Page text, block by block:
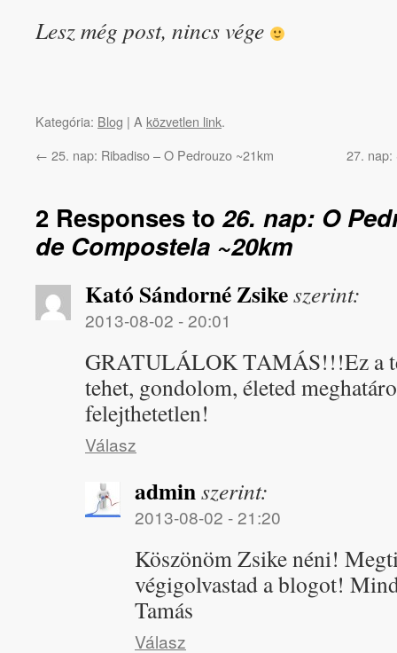
Lesz még post, nincs vége
Kategória: Blog | A közvetlen link.
← 25. nap: Ribadiso – O Pedrouzo ~21km 27. nap:
2 Responses to26. nap: O
de Compostela ~20km
Kató Sándorné Zsikeszerint:
2013-08-02 - 20:01
GRATULÁLOK TAMÁS!!!Ez a
tehet, gondolom, életed
felejthetetlen!
Válasz
adminszerint:
2013-08-02 - 21:20
Köszönöm Zsike néni!
végigolvastad a blogot!
Tamás
Válasz